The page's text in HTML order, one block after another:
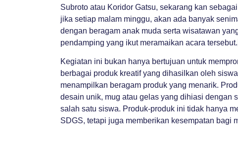
Subroto atau Koridor Gatsu, sekarang kan
jika setiap malam minggu, akan ada banyak
dengan beragam anak muda serta wisatawan
pendamping yang ikut meramaikan acara tersebut.
Kegiatan ini bukan hanya bertujuan untuk
berbagai produk kreatif yang dihasilkan oleh
menampilkan beragam produk yang menarik.
desain unik, mug atau gelas yang dihiasi dengan
salah satu siswa. Produk-produk ini tidak hanya
SDGS, tetapi juga memberikan kesempatan bagi